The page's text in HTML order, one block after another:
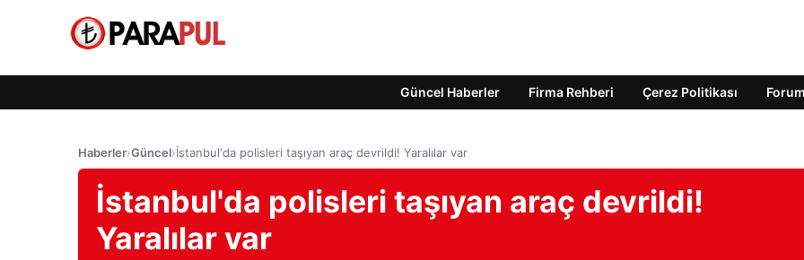
Güncel Haberler Firma Rehberi Çerez Politikası Forum
Haberler›Güncel›İstanbul'da polisleri taşıyan araç devrildi! Yaralılar var
İstanbul'da polisleri taşıyan araç devrildi!
Yaralılar var